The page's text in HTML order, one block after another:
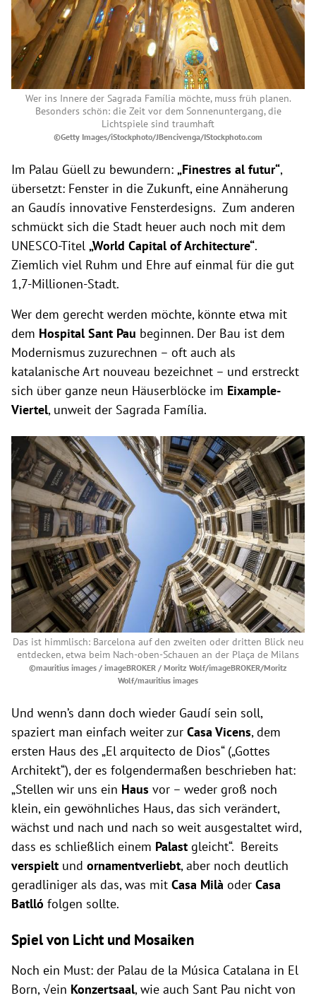
Wer ins Innere der Sagrada Família möchte, muss früh planen.
Besonders schön: die Zeit vor dem Sonnenuntergang, die
Lichtspiele sind traumhaft
©Getty Images/iStockphoto/JBencivenga/IStockphoto.com
Im Palau Güell zu bewundern: „Finestres al futur“,
übersetzt: Fenster in die Zukunft, eine Annäherung
an Gaudís innovative Fensterdesigns. Zum anderen
schmückt sich die Stadt heuer auch noch mit dem
UNESCO-Titel „World Capital of Architecture“.
Ziemlich viel Ruhm und Ehre auf einmal für die gut
1,7-Millionen-Stadt.
Wer dem gerecht werden möchte, könnte etwa mit
dem Hospital Sant Pau beginnen. Der Bau ist dem
Modernismus zuzurechnen – oft auch als
katalanische Art nouveau bezeichnet – und erstreckt
sich über ganze neun Häuserblöcke im Eixample-
Viertel, unweit der Sagrada Família.
Das ist himmlisch: Barcelona auf den zweiten oder dritten Blick neu
entdecken, etwa beim Nach-oben-Schauen an der Plaça de Milans
©mauritius images / imageBROKER / Moritz Wolf/imageBROKER/Moritz
Wolf/mauritius images
Und wenn’s dann doch wieder Gaudí sein soll,
spaziert man einfach weiter zur Casa Vicens, dem
ersten Haus des „El arquitecto de Dios“ („Gottes
Architekt“), der es folgendermaßen beschrieben hat:
„Stellen wir uns ein Haus vor – weder groß noch
klein, ein gewöhnliches Haus, das sich verändert,
wächst und nach und nach so weit ausgestaltet wird,
dass es schließlich einem Palast gleicht“. Bereits
verspielt und ornamentverliebt, aber noch deutlich
geradliniger als das, was mit Casa Milà oder Casa
Batlló folgen sollte.
Spiel von Licht und Mosaiken
Noch ein Must: der Palau de la Música Catalana in El
Born, √ein Konzertsaal, wie auch Sant Pau nicht von